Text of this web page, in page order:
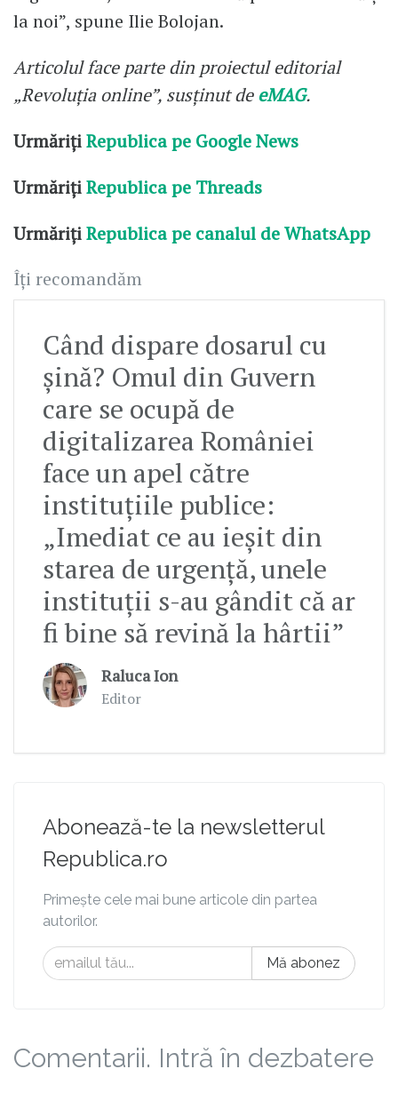
la noi”, spune Ilie Bolojan.
Articolul face parte din proiectul editorial
„Revoluția online”, susținut deeMAG.
UrmărițiRepublica pe Google News
UrmărițiRepublica pe Threads
UrmărițiRepublica pe canalul de WhatsApp
Îți recomandăm
Când dispare dosarul cu
șină? Omul din Guvern
care se ocupă de
digitalizarea României
face un apel către
instituțiile publice:
„Imediat ce au ieșit din
starea de urgență, unele
instituții s-au gândit că ar
fi bine să revină la hârtii”
Raluca Ion
Editor
Abonează-te la newsletterul
Republica.ro
Primește cele mai bune articole din partea
autorilor.
Mă abonez
Comentarii. Intră în dezbatere